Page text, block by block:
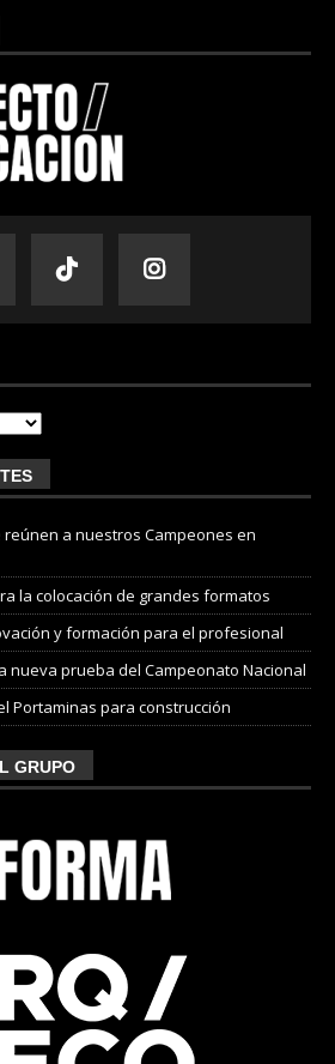
a nuestros Campeones en
la colocación de grandes formatos
y formación para el profesional
nueva prueba del Campeonato Nacional
Portaminas para construcción
GRUPO